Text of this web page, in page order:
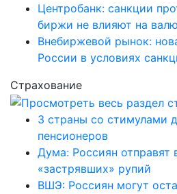
Центробанк: санкции
биржи не влияют на
Внебиржевой рынок:
России в условиях
Страхование
3 страны со стимулами
пенсионеров
Дума: Россиян отправят
«застрявших» рупий
ВШЭ: Россиян могут